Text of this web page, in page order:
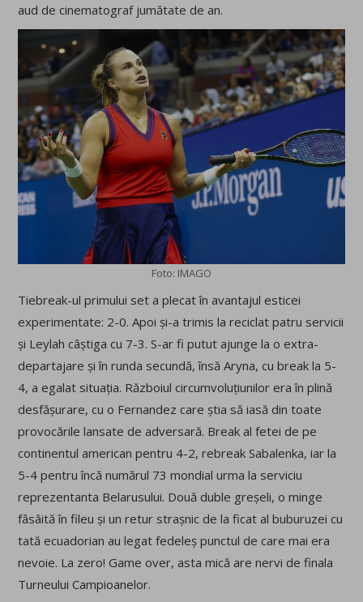
aud de cinematograf jumătate de an.
Foto: IMAGO
Tiebreak-ul primului set a plecat în avantajul esticei
experimentate: 2-0. Apoi și-a trimis la reciclat patru servicii
și Leylah câștiga cu 7-3. S-ar fi putut ajunge la o extra-
departajare și în runda secundă, însă Aryna, cu break la 5-
4, a egalat situația. Războiul circumvoluțiunilor era în plină
desfășurare, cu o Fernandez care știa să iasă din toate
provocările lansate de adversară. Break al fetei de pe
continentul american pentru 4-2, rebreak Sabalenka, iar la
5-4 pentru încă numărul 73 mondial urma la serviciu
reprezentanta Belarusului. Două duble greșeli, o minge
fâsâită în fileu și un retur strașnic de la ficat al buburuzei cu
tată ecuadorian au legat fedeleș punctul de care mai era
nevoie. La zero! Game over, asta mică are nervi de finala
Turneului Campioanelor.